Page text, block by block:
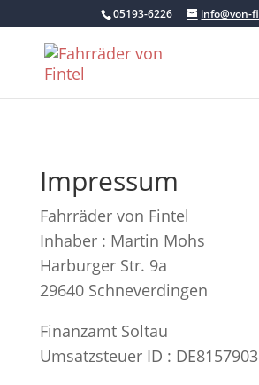
05193-6226 info@von-
Impressum
Fahrräder von Fintel
Inhaber : Martin Mohs
Harburger Str. 9a
29640 Schneverdingen
Finanzamt Soltau
Umsatzsteuer ID :